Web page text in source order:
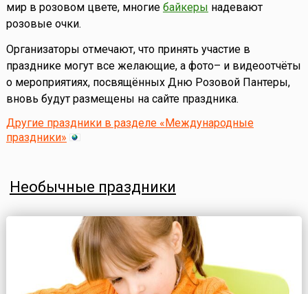
мир в розовом цвете, многие байкеры надевают
розовые очки.
Организаторы отмечают, что принять участие в
празднике могут все желающие, а фото– и видеоотчёты
о мероприятиях, посвящённых Дню Розовой Пантеры,
вновь будут размещены на сайте праздника.
Другие праздники в разделе «Международные
праздники»
Необычные праздники